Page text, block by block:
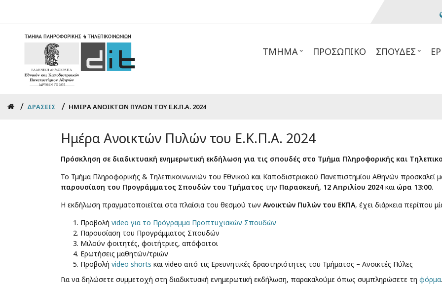
content
ΤΜΉΜΑ ΠΡΟΣΩΠΙΚΌ ΣΠΟΥΔΈΣ
Breadcrumb
ΔΡΆΣΕΙΣ ΗΜΈΡΑ ΑΝΟΙΚΤΏΝ ΠΥΛΏΝ ΤΟΥ Ε.Κ.Π.Α. 2024
Ημέρα Ανοικτών Πυλών του Ε.Κ.Π.Α. 2024
Πρόσκληση σε διαδικτυακή ενημερωτική εκδήλωση για τις σπουδές στο Τμήμα Πληροφορικής και
Το Τμήμα Πληροφορικής & Τηλεπικοινωνιών του Εθνικού και Καποδιστριακού Πανεπιστημίου Αθηνών προσκαλεί
παρουσίαση του Προγράμματος Σπουδών του Τμήματος την Παρασκευή, 12 Απριλίου 2024 και ώρα 13:00.
Η εκδήλωση πραγματοποιείται στα πλαίσια του θεσμού των Ανοικτών Πυλών του ΕΚΠΑ, έχει διάρκεια περίπου
Προβολή video για το Πρόγραμμα Προπτυχιακών Σπουδών
Παρουσίαση του Προγράμματος Σπουδών
Μιλούν φοιτητές, φοιτήτριες, απόφοιτοι
Ερωτήσεις μαθητών/τριών
Προβολή video shorts και video από τις Ερευνητικές δραστηριότητες του Τμήματος – Ανοικτές Πύλες
Για να δηλώσετε συμμετοχή στη διαδικτυακή ενημερωτική εκδήλωση, παρακαλούμε όπως συμπληρώσετε τη φόρμα.